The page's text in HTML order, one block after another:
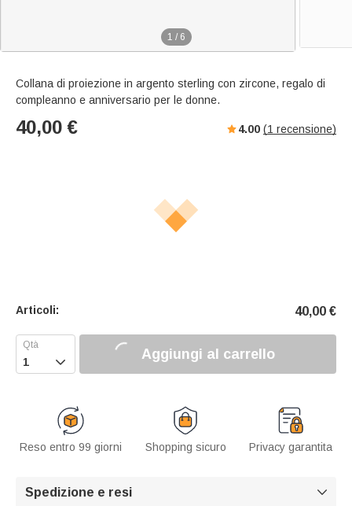
1 / 6
Collana di proiezione in argento sterling con zircone, regalo di
compleanno e anniversario per le donne.
40,00 € 4.00 (1 recensione)
Articoli: 40,00 €
 Aggiungi al carrello
Reso entro 99 giorni Shopping sicuro Privacy garantita
Spedizione e resi 